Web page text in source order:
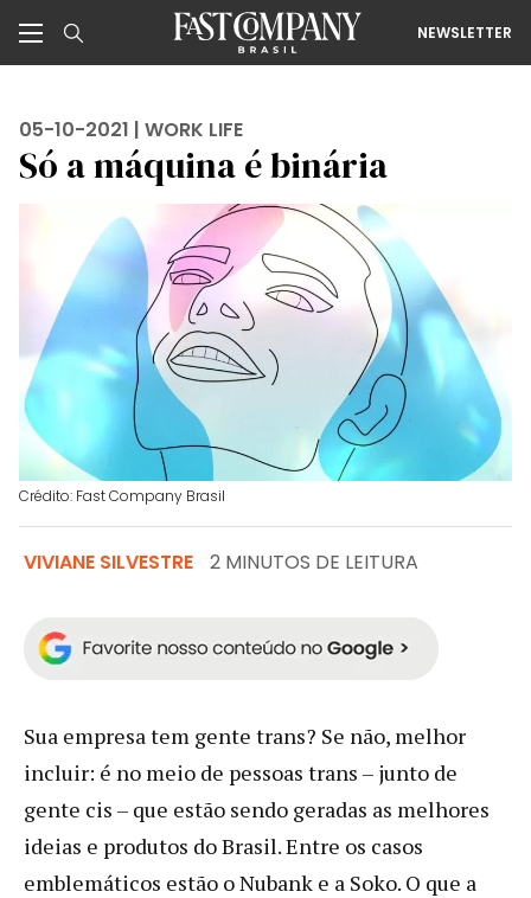
NEWSLETTER
05-10-2021 | WORK LIFE
Só a máquina é binária
Crédito: Fast Company Brasil
VIVIANE SILVESTRE 2 MINUTOS DE LEITURA
Sua empresa tem gente trans? Se não, melhor
incluir: é no meio de pessoas trans – junto de
gente cis – que estão sendo geradas as melhores
ideias e produtos do Brasil. Entre os casos
emblemáticos estão o Nubank e a Soko. O que a